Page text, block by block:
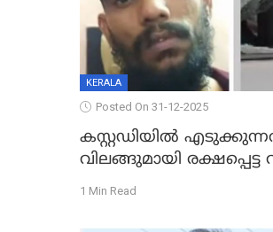
KERALA
Posted On 31-12-2025
കസ്റ്റഡിയിൽ
വിലങ്ങുമായി
പ്രതി പിടിയിൽ
1 Min Read